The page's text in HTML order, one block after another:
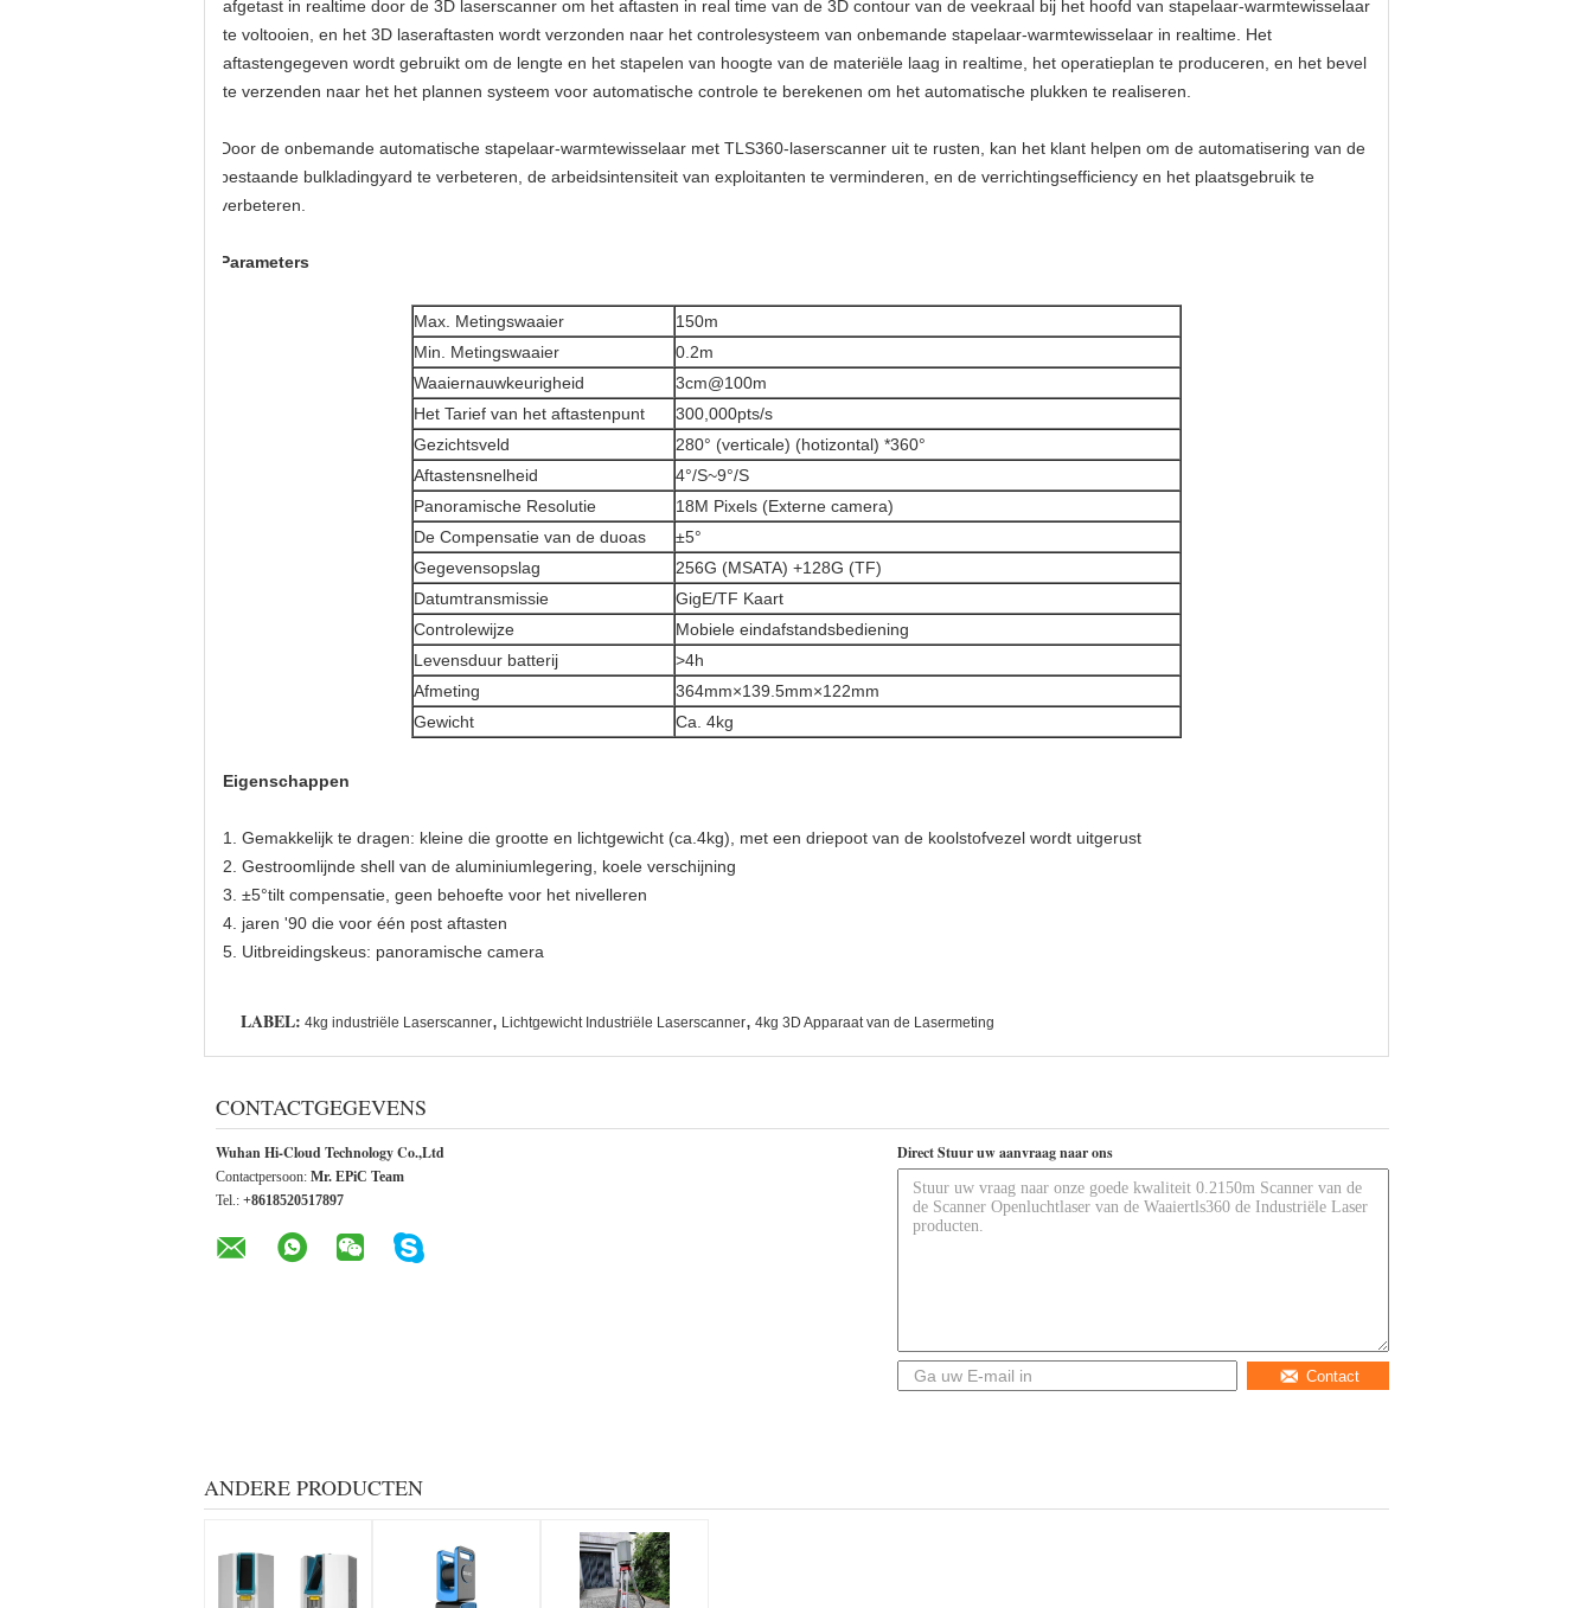
afgetast in realtime door de 3D laserscanner om het aftasten in real time van de 3D contour van de veekraal bij het hoofd van stapelaar-warmtewisselaar
te voltooien, en het 3D laseraftasten wordt verzonden naar het controlesysteem van onbemande stapelaar-warmtewisselaar in realtime. Het
aftastengegeven wordt gebruikt om de lengte en het stapelen van hoogte van de materiële laag in realtime, het operatieplan te produceren, en het bevel
te verzenden naar het het plannen systeem voor automatische controle te berekenen om het automatische plukken te realiseren.
Door de onbemande automatische stapelaar-warmtewisselaar met TLS360-laserscanner uit te rusten, kan het klant helpen om de automatisering van de
bestaande bulkladingyard te verbeteren, de arbeidsintensiteit van exploitanten te verminderen, en de verrichtingsefficiency en het plaatsgebruik te
verbeteren.
Parameters
Max. Metingswaaier
150m
Min. Metingswaaier
0.2m
Waaiernauwkeurigheid
3cm@100m
Het Tarief van het aftastenpunt
300,000pts/s
Gezichtsveld
280° (verticale) (hotizontal) *360°
Aftastensnelheid
4°/S~9°/S
Panoramische Resolutie
18M Pixels (Externe camera)
De Compensatie van de duoas
±5°
Gegevensopslag
256G (MSATA) +128G (TF)
Datumtransmissie
GigE/TF Kaart
Controlewijze
Mobiele eindafstandsbediening
Levensduur batterij
>4h
Afmeting
364mm×139.5mm×122mm
Gewicht
Ca. 4kg
Eigenschappen
1. Gemakkelijk te dragen: kleine die grootte en lichtgewicht (ca.4kg), met een driepoot van de koolstofvezel wordt uitgerust
2. Gestroomlijnde shell van de aluminiumlegering, koele verschijning
3. ±5°tilt compensatie, geen behoefte voor het nivelleren
4. jaren '90 die voor één post aftasten
5. Uitbreidingskeus: panoramische camera
LABEL: 4kg industriële Laserscanner, Lichtgewicht Industriële Laserscanner, 4kg 3D Apparaat van de Lasermeting
CONTACTGEGEVENS
Wuhan Hi-Cloud Technology Co.,Ltd
Contactpersoon: Mr. EPiC Team
Tel.: +8618520517897
Direct Stuur uw aanvraag naar ons
Contact
ANDERE PRODUCTEN